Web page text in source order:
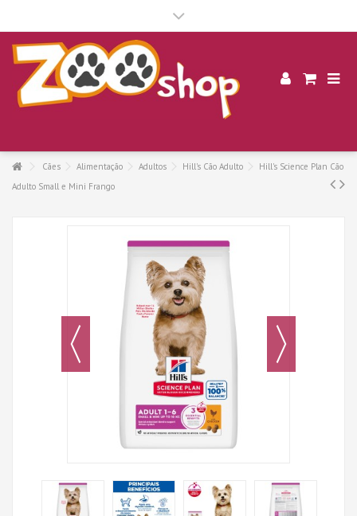
Cães Alimentação Adultos Hill's Cão Adulto
Hill's Science Plan Cão
Adulto Small e Mini Frango